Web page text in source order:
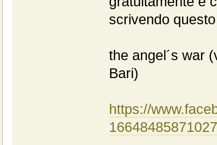
scrivendo
the angel´s war
Bari)
https://